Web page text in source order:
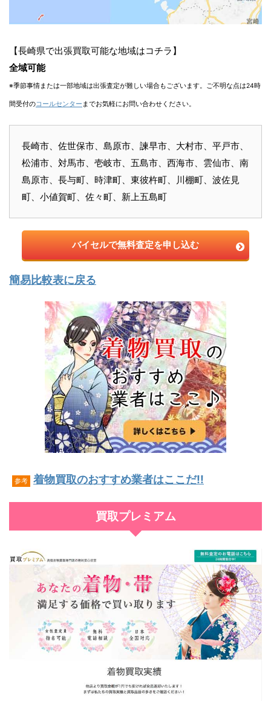
【長崎県で出張買取可能な地域はコチラ】
全域可能
※季節事情または一部地域は出張査定が難しい場合もございます。ご不明な点は24時
間受付のコールセンター までお気軽にお問い合わせください。
長崎市、佐世保市、島原市、諫早市、大村市、平戸市、
松浦市、対馬市、壱岐市、五島市、西海市、雲仙市、南
島原市、長与町、時津町、東彼杵町、川棚町、波佐見
町、小値賀町、佐々町、新上五島町
バイセルで無料査定を申し込む
簡易比較表に戻る
参考 着物買取のおすすめ業者はここだ!!
買取プレミアム